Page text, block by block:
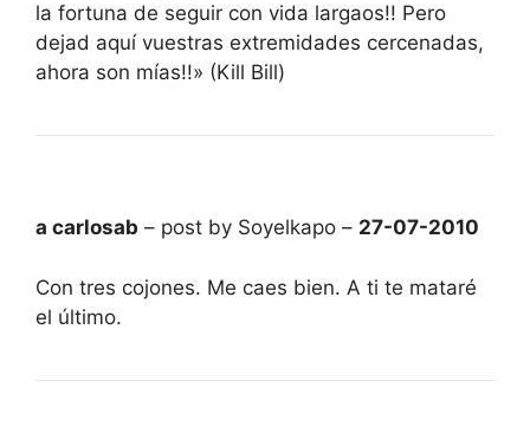
la fortuna de seguir con vida largaos!! Pero
dejad aquí vuestras extremidades cercenadas,
ahora son mías!!» (Kill Bill)
a carlosab – post by Soyelkapo – 27-07-2010
Con tres cojones. Me caes bien. A ti te mataré
el último.